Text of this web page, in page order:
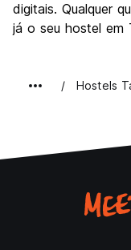
digitais. Qualquer
já o seu hostel em
Hostels